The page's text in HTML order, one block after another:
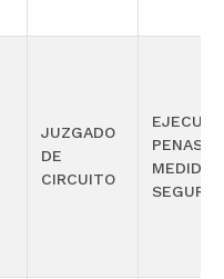
JUZGADO
DE
CIRCUITO
PENAS Y